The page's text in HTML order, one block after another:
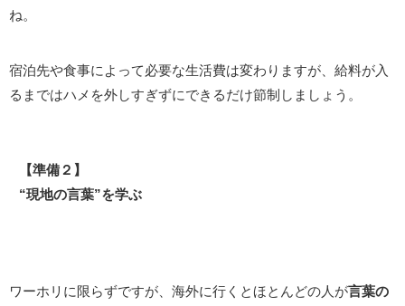
ね。
宿泊先や食事によって必要な生活費は変わりますが、給料が入
るまではハメを外しすぎずにできるだけ節制しましょう。
【準備２】
“現地の言葉”を学ぶ
ワーホリに限らずですが、海外に行くとほとんどの人が言葉の